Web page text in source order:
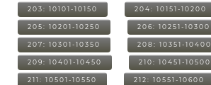
203: 10101-10150 204: 10151-10200
205: 10201-10250 206: 10251-10300
207: 10301-10350 208: 10351-10400
209: 10401-10450 210: 10451-10500
211: 10501-10550 212: 10551-10600